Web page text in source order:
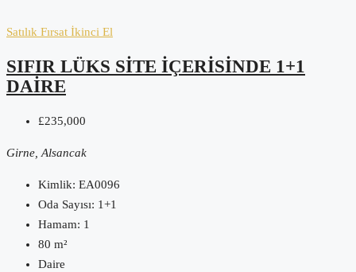
Satılık Fırsat İkinci El
SIFIR LÜKS SITE İÇERISINDE 1+1
DAIRE
£235,000
Girne, Alsancak
Kimlik: EA0096
Oda Sayısı: 1+1
Hamam: 1
80 m²
Daire